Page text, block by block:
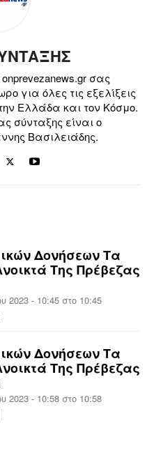
σας
για όλες τις εξελίξεις
Ελλάδα και τον Κόσμο.
σύνταξης είναι ο
Βασιλειάδης.
Δονήσεων Τα
Της Πρέβεζας
2023 - 10:45 στο 10:45
Δονήσεων Τα
Της Πρέβεζας
2023 - 10:58 στο 10:58